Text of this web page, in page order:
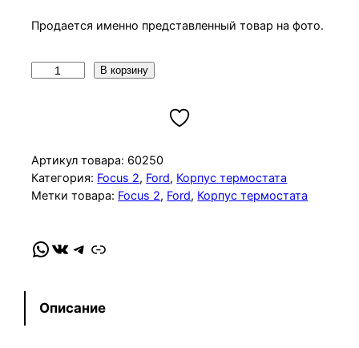
Продается именно представленный товар на фото.
ч
е
с
в
о
В корзину
Артикул товара: 60250
Категория: Focus 2, Ford, Корпус термостата
Метки товара: Focus 2, Ford, Корпус термостата
WhatsApp VK Telegram Link
Описание